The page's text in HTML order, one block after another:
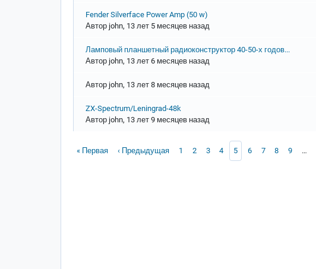
Обычная тема
Fender Silverface Power Amp (50 w)
Автор john, 13 лет 5 месяцев назад
Обычная тема
Ламповый планшетный радиоконструктор 40-50-х годов...
Автор john, 13 лет 6 месяцев назад
Обычная тема
Автор john, 13 лет 8 месяцев назад
Обычная тема
ZX-Spectrum/Leningrad-48k
Автор john, 13 лет 9 месяцев назад
Первая страница
« Первая Предыдущая страница
‹ Предыдущая Page
1 Page
2 Page
3 Page
4 Текущая страница
5 Page
6 Page
7 Page
8 Page
9 …